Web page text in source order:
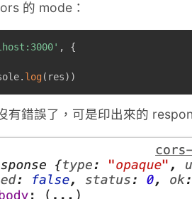
的 mode：
,
{
. log( res) )
有錯誤了，可是印出來的